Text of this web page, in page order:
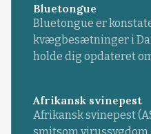
Bluetongue
Bluetongue er
kvægbesætninger i
holde dig opdateret
Afrikansk svinepest
Afrikansk svinepest
smitsom